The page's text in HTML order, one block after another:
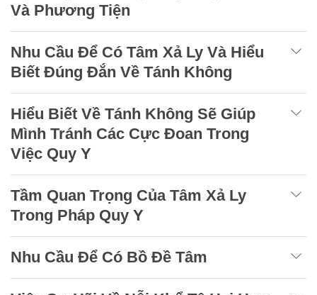
Và Phương Tiện
Nhu Cầu Để Có Tâm Xả Ly Và Hiểu
Biết Đúng Đắn Về Tánh Không
Hiểu Biết Về Tánh Không Sẽ Giúp
Mình Tránh Các Cực Đoan Trong
Việc Quy Y
Tầm Quan Trọng Của Tâm Xả Ly
Trong Pháp Quy Y
Nhu Cầu Để Có Bồ Đề Tâm